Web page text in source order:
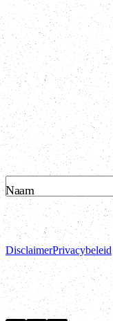
Naam
DisclaimerPrivacybeleid